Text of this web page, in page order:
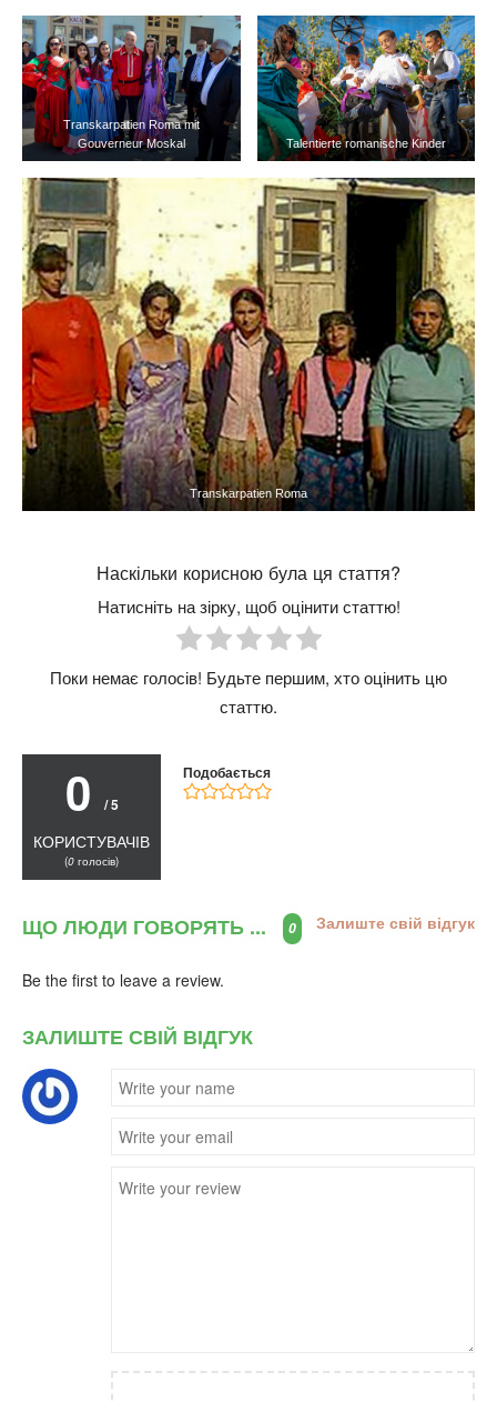
Transkarpatien Roma mit
Gouverneur Moskal
Talentierte romanische Kinder
Transkarpatien Roma
Наскільки корисною була ця стаття?
Натисніть на зірку, щоб оцінити статтю!
Поки немає голосів! Будьте першим, хто оцінить цю
статтю.
0 / 5
КОРИСТУВАЧІВ
(0 голосів)
Подобається
ЩО ЛЮДИ ГОВОРЯТЬ ... 0 Залиште свій відгук
Be the first to leave a review.
ЗАЛИШТЕ СВІЙ ВІДГУК